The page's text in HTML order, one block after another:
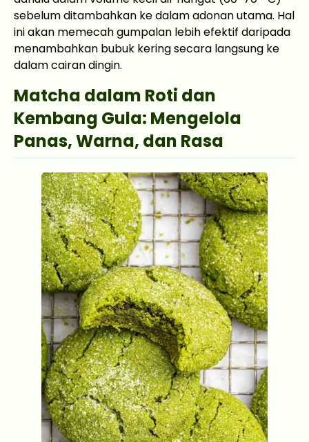
sebelum ditambahkan ke dalam adonan utama. Hal
ini akan memecah gumpalan lebih efektif daripada
menambahkan bubuk kering secara langsung ke
dalam cairan dingin.
Matcha dalam Roti dan
Kembang Gula: Mengelola
Panas, Warna, dan Rasa